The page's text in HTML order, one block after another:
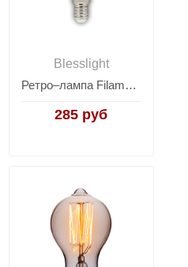
Blesslight
Ретро–лампа Filament Bulb CA35-2Led
285 руб